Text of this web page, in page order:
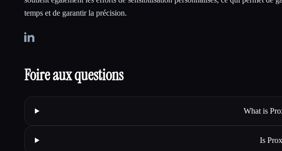
temps et de garantir la précision.
Foire aux questions
What is
Is